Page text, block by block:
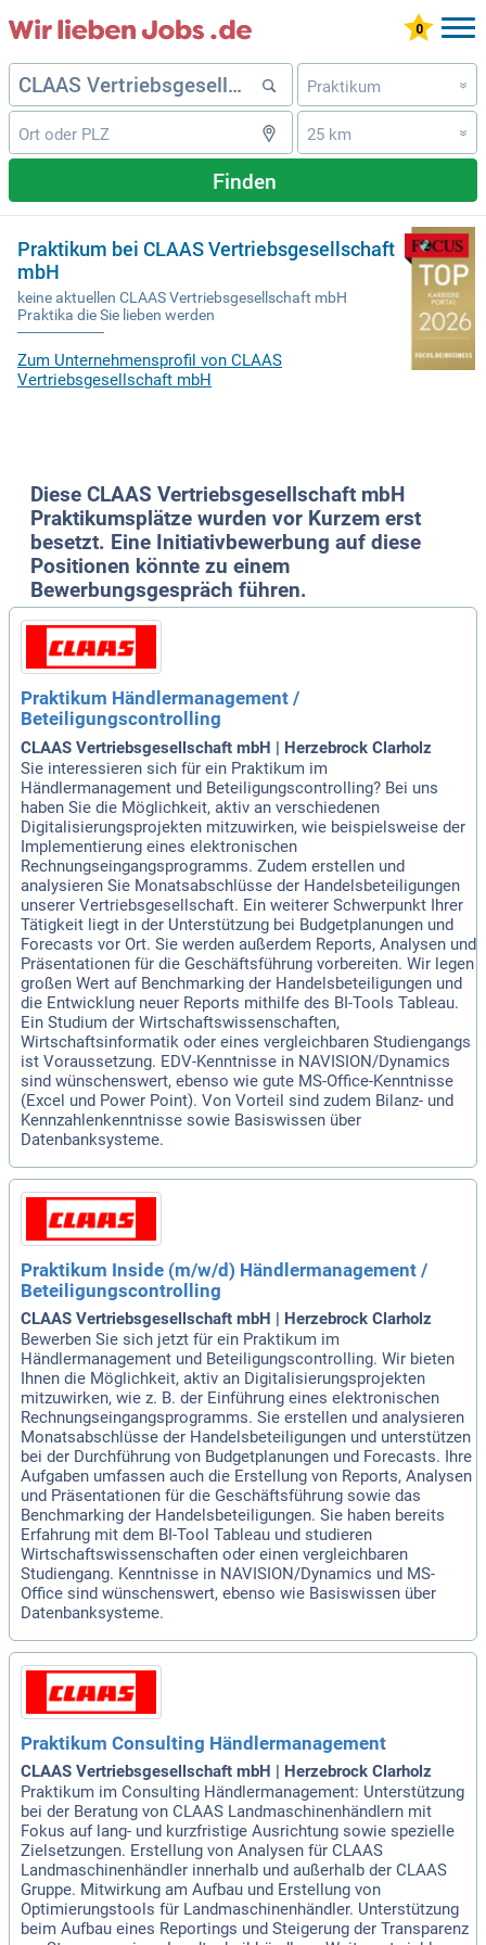
Praktikum »
25 km »
Finden
Praktikum bei CLAAS Vertriebsgesellschaft
mbH
keine aktuellen CLAAS Vertriebsgesellschaft mbH
Praktika die Sie lieben werden
Zum Unternehmensprofil von CLAAS
Vertriebsgesellschaft mbH
Diese CLAAS Vertriebsgesellschaft mbH
Praktikumsplätze wurden vor Kurzem erst
besetzt. Eine Initiativbewerbung auf diese
Positionen könnte zu einem
Bewerbungsgespräch führen.
Praktikum Händlermanagement /
Beteiligungscontrolling
CLAAS Vertriebsgesellschaft mbH | Herzebrock Clarholz
Sie interessieren sich für ein Praktikum im
Händlermanagement und Beteiligungscontrolling? Bei uns
haben Sie die Möglichkeit, aktiv an verschiedenen
Digitalisierungsprojekten mitzuwirken, wie beispielsweise der
Implementierung eines elektronischen
Rechnungseingangsprogramms. Zudem erstellen und
analysieren Sie Monatsabschlüsse der Handelsbeteiligungen
unserer Vertriebsgesellschaft. Ein weiterer Schwerpunkt Ihrer
Tätigkeit liegt in der Unterstützung bei Budgetplanungen und
Forecasts vor Ort. Sie werden außerdem Reports, Analysen und
Präsentationen für die Geschäftsführung vorbereiten. Wir legen
großen Wert auf Benchmarking der Handelsbeteiligungen und
die Entwicklung neuer Reports mithilfe des BI-Tools Tableau.
Ein Studium der Wirtschaftswissenschaften,
Wirtschaftsinformatik oder eines vergleichbaren Studiengangs
ist Voraussetzung. EDV-Kenntnisse in NAVISION/Dynamics
sind wünschenswert, ebenso wie gute MS-Office-Kenntnisse
(Excel und Power Point). Von Vorteil sind zudem Bilanz- und
Kennzahlenkenntnisse sowie Basiswissen über
Datenbanksysteme.
Praktikum Inside (m/w/d) Händlermanagement /
Beteiligungscontrolling
CLAAS Vertriebsgesellschaft mbH | Herzebrock Clarholz
Bewerben Sie sich jetzt für ein Praktikum im
Händlermanagement und Beteiligungscontrolling. Wir bieten
Ihnen die Möglichkeit, aktiv an Digitalisierungsprojekten
mitzuwirken, wie z. B. der Einführung eines elektronischen
Rechnungseingangsprogramms. Sie erstellen und analysieren
Monatsabschlüsse der Handelsbeteiligungen und unterstützen
bei der Durchführung von Budgetplanungen und Forecasts. Ihre
Aufgaben umfassen auch die Erstellung von Reports, Analysen
und Präsentationen für die Geschäftsführung sowie das
Benchmarking der Handelsbeteiligungen. Sie haben bereits
Erfahrung mit dem BI-Tool Tableau und studieren
Wirtschaftswissenschaften oder einen vergleichbaren
Studiengang. Kenntnisse in NAVISION/Dynamics und MS-
Office sind wünschenswert, ebenso wie Basiswissen über
Datenbanksysteme.
Praktikum Consulting Händlermanagement
CLAAS Vertriebsgesellschaft mbH | Herzebrock Clarholz
Praktikum im Consulting Händlermanagement: Unterstützung
bei der Beratung von CLAAS Landmaschinenhändlern mit
Fokus auf lang- und kurzfristige Ausrichtung sowie spezielle
Zielsetzungen. Erstellung von Analysen für CLAAS
Landmaschinenhändler innerhalb und außerhalb der CLAAS
Gruppe. Mitwirkung am Aufbau und Erstellung von
Optimierungstools für Landmaschinenhändler. Unterstützung
beim Aufbau eines Reportings und Steigerung der Transparenz